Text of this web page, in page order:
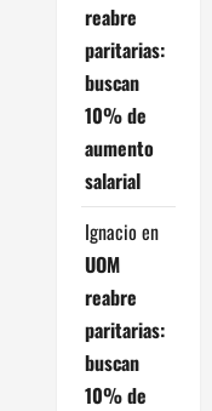
reabre
paritarias:
buscan
10% de
aumento
salarial
Ignacio en
UOM
reabre
paritarias:
buscan
10% de